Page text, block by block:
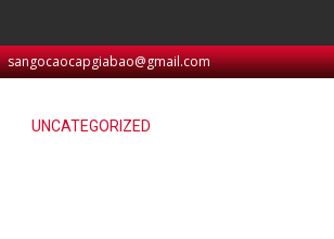
sangocaocapgiabao@gmail.com
UNCATEGORIZED